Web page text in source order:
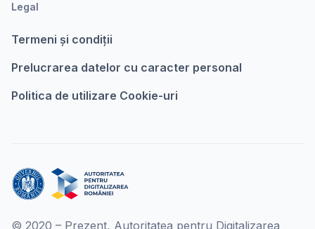
Legal
Termeni şi condiții
Prelucrarea datelor cu caracter personal
Politica de utilizare Cookie-uri
© 2020 – Prezent, Autoritatea pentru Digitalizarea